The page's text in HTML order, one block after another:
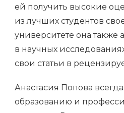
ей получить высокие
из лучших студентов
университете она также
в научных
свои статьи в
Анастасия Попова
образованию и